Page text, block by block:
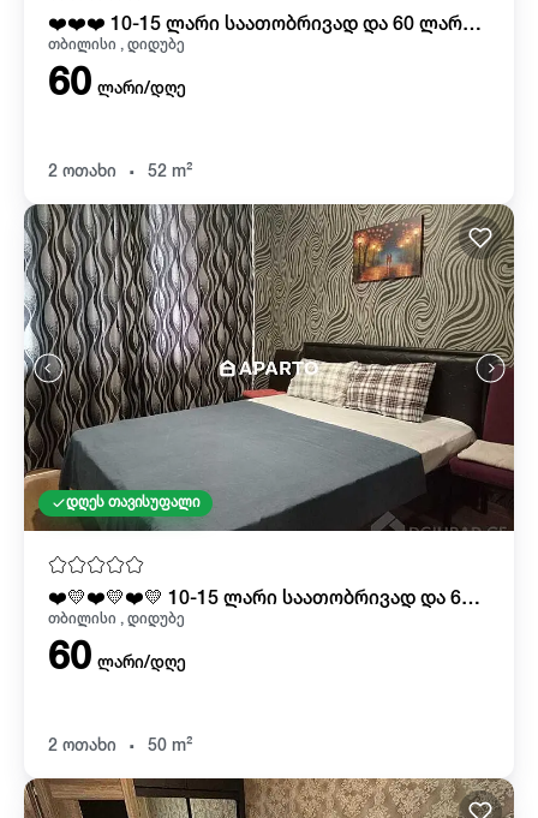
❤️❤️❤️ 10-15 ლარი საათობრივად და 60 ლარიდან ღამე
თბილისი , დიდუბე
60 ლარი/დღე
2 ოთახი . 52 m²
დღეს თავისუფალი
❤️💛❤️💛❤️💛 10-15 ლარი საათობრივად და 60 ლარიდან ღამე
თბილისი , დიდუბე
60 ლარი/დღე
2 ოთახი . 50 m²